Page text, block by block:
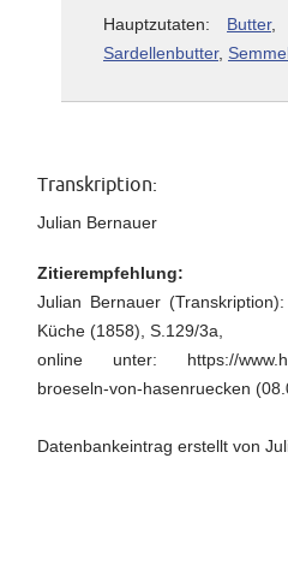
Hauptzutaten: Butter,
Sardellenbutter,
Transkription:
Julian Bernauer
Zitierempfehlung:
Julian Bernauer
Küche (1858), S.129/3a,
online unter: https://
broeseln-von-hasenruecken
Datenbankeintrag erstellt von